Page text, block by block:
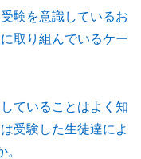
験を意識しているお
取り組んでいるケー
ていることはよく知
受験した生徒達によ